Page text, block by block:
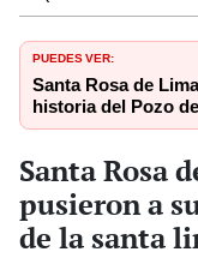
PUEDES VER:
Santa Rosa de
historia del Pozo
Santa Rosa
pusieron a
de la santa